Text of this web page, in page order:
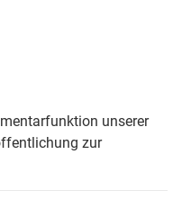
unserer
zur